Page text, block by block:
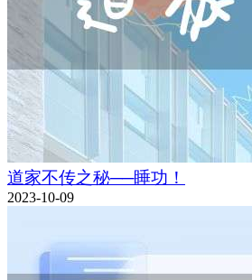
道家不传之秘──睡功！
2023-10-09